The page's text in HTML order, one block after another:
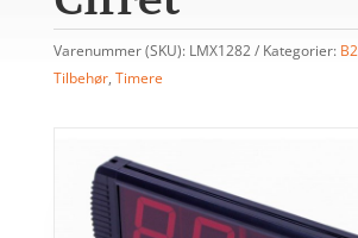
Varenummer (SKU): LMX1282 Kategorier:
Tilbehør, Timere